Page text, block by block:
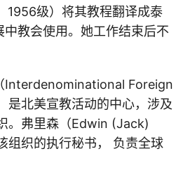
1956级）将其教程翻译成泰
教会使用。她工作结束后不
Interdenominational Foreign
北美宣教活动的中心，涉及
。弗里森（Edwin (Jack)
组织的执行秘书， 负责全球